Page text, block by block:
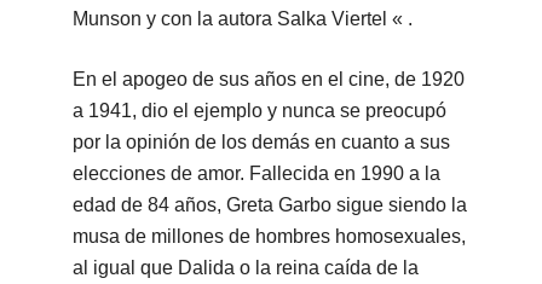
Munson y con la autora Salka Viertel « .
En el apogeo de sus años en el cine, de 1920
a 1941, dio el ejemplo y nunca se preocupó
por la opinión de los demás en cuanto a sus
elecciones de amor. Fallecida en 1990 a la
edad de 84 años, Greta Garbo sigue siendo la
musa de millones de hombres homosexuales,
al igual que Dalida o la reina caída de la